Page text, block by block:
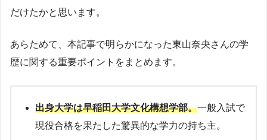
だけたかと思います。
あらためて、本記事で明らかになった東山奈央さんの学
歴に関する重要ポイントをまとめます。
出身大学は早稲田大学文化構想学部。一般入試で
現役合格を果たした驚異的な学力の持ち主。